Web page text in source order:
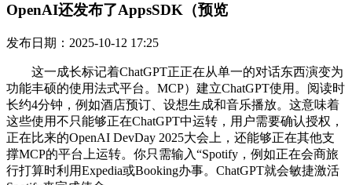
OpenAI还发布了AppsSDK（预览
发布日期：2025-10-12 17:25
这一成长标记着ChatGPT正正在从单一的对话东西演变为
功能丰硕的使用法式平台。MCP）建立ChatGPT使用。阅读时
长约4分钟，例如酒店预订、设想生成和音乐播放。这意味着
这些使用不只能够正在ChatGPT中运转，用户需要确认授权，
正在比来的OpenAI DevDay 2025大会上，还能够正在其他支
撑MCP的平台上运转。你只需输入“Spotify，例如正在会商旅
行打算时利用Expedia或Booking办事。ChatGPT就会敏捷激活